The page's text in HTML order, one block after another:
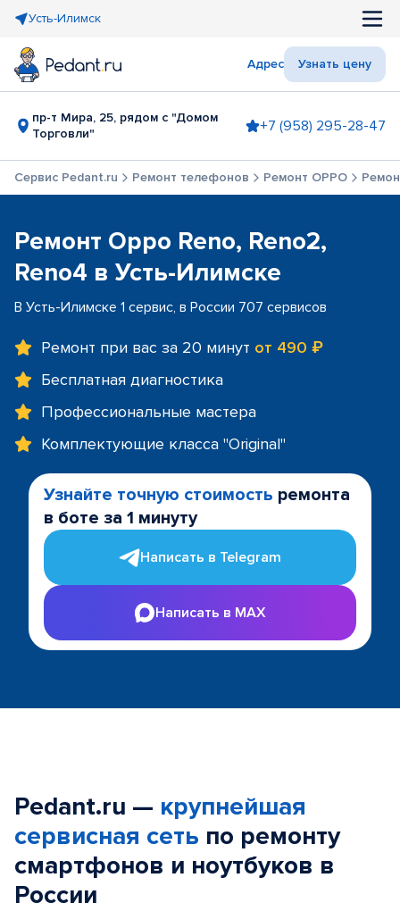
Усть-Илимск
Адрес Узнать цену
пр-т Мира, 25, рядом с "Домом
Торговли"
+7 (958) 295-28-47
Сервис Pedant.ru Ремонт телефонов Ремонт OPPO
Ремонт Oppo Reno, Reno2,
Reno4 в Усть-Илимске
В Усть-Илимске 1 сервис, в России 707 сервисов
Ремонт при вас за 20 минут от 490 ₽
Бесплатная диагностика
Профессиональные мастера
Комплектующие класса "Original"
Узнайте точную стоимость ремонта
в боте за 1 минуту
Написать в Telegram
Написать в MAX
Pedant.ru — крупнейшая
сервисная сеть по ремонту
смартфонов и ноутбуков в
России